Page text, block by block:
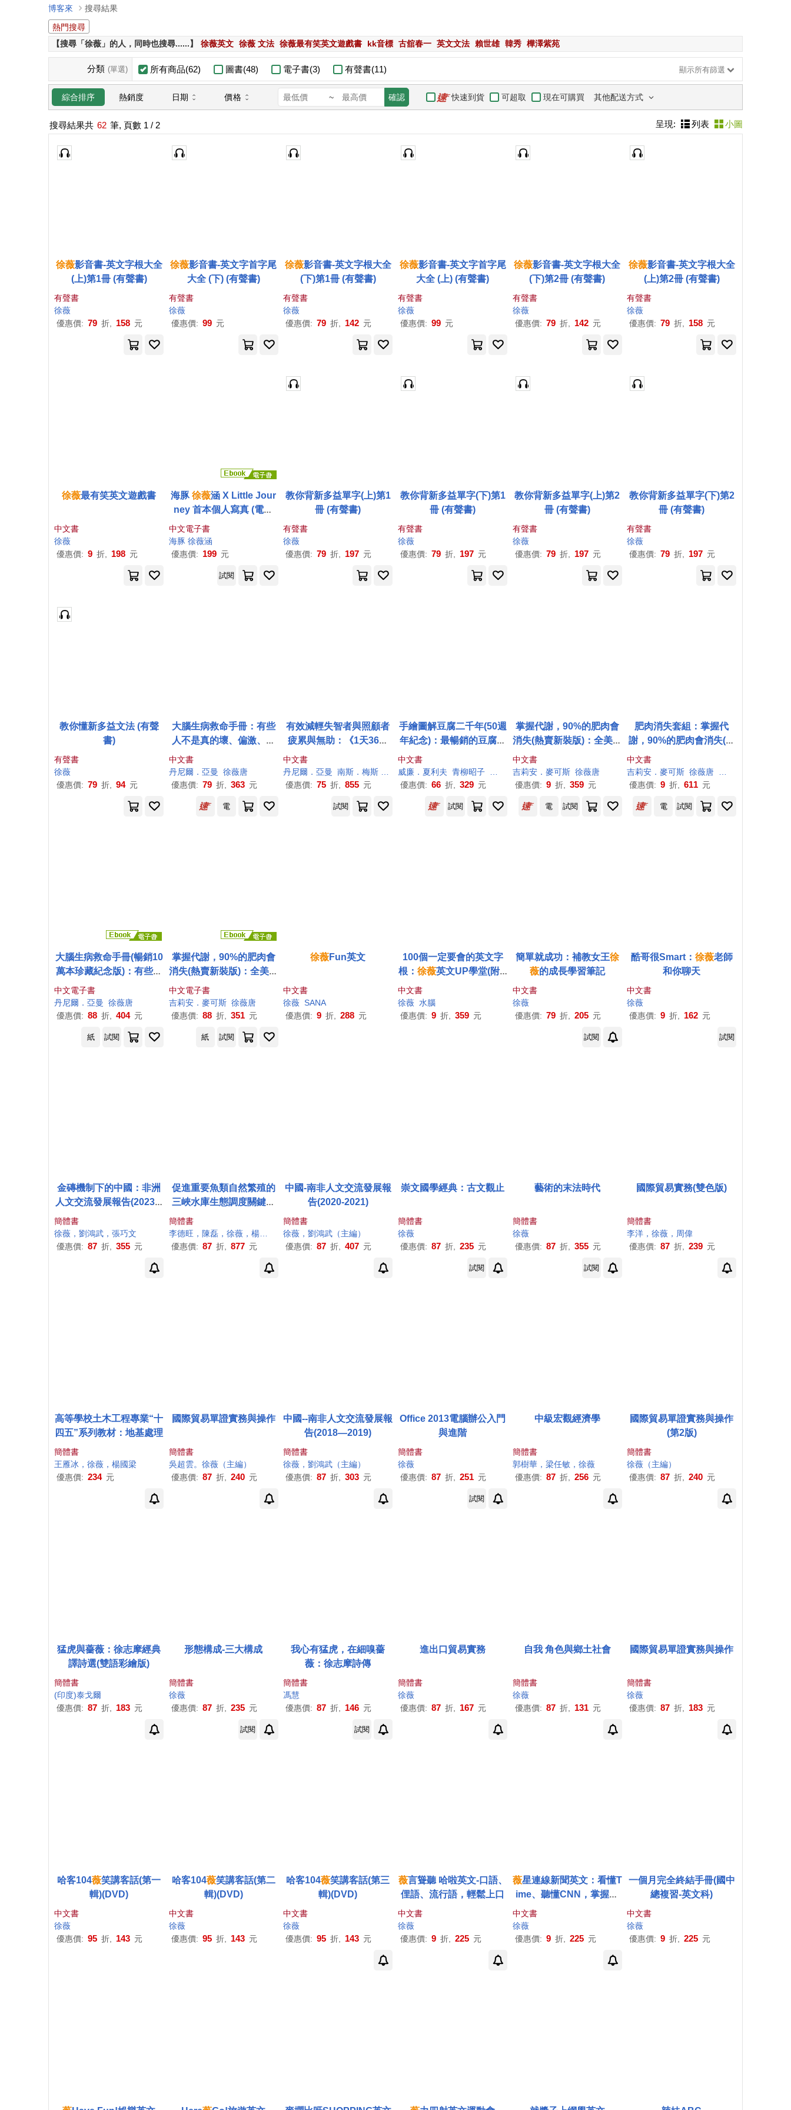
博客來
搜尋結果
熱門搜尋
【搜尋「徐薇」的人，同時也搜尋......】
徐薇英文 徐薇 文法 徐薇最有笑英文遊戲書 kk音標 古舘春一 英文文法 賴世雄 韓秀 樺澤紫苑
分類 (單選) 所有商品(62) 圖書(48) 電子書(3) 有聲書(11) 顯示所有篩選
綜合排序 熱銷度 日期 價格 ~ 確認 快速到貨 可超取 現在可購買 其他配送方式
搜尋結果共 62 筆, 頁數 1 / 2 呈現: 列表 小圖
徐薇影音書-英文字根大全
(上)第1冊 (有聲書)
有聲書
徐薇
優惠價: 79 折, 158 元
徐薇影音書-英文字首字尾
大全 (下) (有聲書)
有聲書
徐薇
優惠價: 99 元
徐薇影音書-英文字根大全
(下)第1冊 (有聲書)
有聲書
徐薇
優惠價: 79 折, 142 元
徐薇影音書-英文字首字尾
大全 (上) (有聲書)
有聲書
徐薇
優惠價: 99 元
徐薇影音書-英文字根大全
(下)第2冊 (有聲書)
有聲書
徐薇
優惠價: 79 折, 142 元
徐薇影音書-英文字根大全
(上)第2冊 (有聲書)
有聲書
徐薇
優惠價: 79 折, 158 元
徐薇最有笑英文遊戲書
中文書
徐薇
優惠價: 9 折, 198 元
海豚徐薇涵 X Little Jour
ney 首本個人寫真 (電子
中文電子書
海豚 徐薇涵
優惠價: 199 元
教你背新多益單字(上)第1
冊 (有聲書)
有聲書
徐薇
優惠價: 79 折, 197 元
教你背新多益單字(下)第1
冊 (有聲書)
有聲書
徐薇
優惠價: 79 折, 197 元
教你背新多益單字(上)第2
冊 (有聲書)
有聲書
徐薇
優惠價: 79 折, 197 元
教你背新多益單字(下)第2
冊 (有聲書)
有聲書
徐薇
優惠價: 79 折, 197 元
試閱
教你懂新多益文法 (有聲
書)
有聲書
徐薇
優惠價: 79 折, 94 元
大腦生病救命手冊：有些
人不是真的壞、偏激、不
用功、人格異常，而是大
腦出問題了!(暢銷10萬本
珍藏紀念版)
中文書
丹尼爾．亞曼
徐薇唐
優惠價: 79 折, 363 元
有效減輕失智者與照顧者
疲累與無助：《1天36小
時!最實用的全方位失智照
護聖經(高齡、退化、長照
適用)》+《大腦生病救命
中文書
丹尼爾．亞曼
南斯．梅斯 彼得．羅賓斯 張家瑞 徐薇唐
優惠價: 75 折, 855 元
手繪圖解豆腐二千年(50週
年紀念)：最暢銷的豆腐聖
經!從豆腐認識日本，窺探
不一樣的風俗、工藝、吃
法和職人魂
中文書
威廉．夏利夫 青柳昭子
唐
優惠價: 66 折, 329 元
掌握代謝，90%的肥肉會
消失(熱賣新裝版)：全美最
強悍的瘦身女王，教你無
需少吃多動也能瘦的3R代
謝飲食法!
中文書
吉莉安．麥可斯 徐薇唐
優惠價: 9 折, 359 元
肥肉消失套組：掌握代
謝，90%的肥肉會消失(熱
賣新裝版) +7天狠甩9公斤!
全美第一健身女王教你打
造最高效率的燃脂環境(暢
中文書
吉莉安．麥可斯 徐薇唐
優惠價: 9 折, 611 元
電 試閱 試閱 電 試閱 電 試閱
大腦生病救命手冊(暢銷10
萬本珍藏紀念版)：有些人
不是真的壞、偏激、不用
功、人格異常，而是大腦
出問題了! (電子書)
中文電子書
丹尼爾．亞曼
徐薇唐
優惠價: 88 折, 404 元
掌握代謝，90%的肥肉會
消失(熱賣新裝版)：全美最
強悍的瘦身女王，教你無
需少吃多動也能瘦的3R代
謝飲食法! (電子書)
中文電子書
吉莉安．麥可斯 徐薇唐
優惠價: 88 折, 351 元
徐薇Fun英文
中文書
徐薇 SANA
優惠價: 9 折, 288 元
100個一定要會的英文字
根： 徐薇英文UP學堂(附M
中文書
徐薇 水腦
優惠價: 9 折, 359 元
簡單就成功：補教女王徐
薇的成長學習筆記
中文書
徐薇
優惠價: 79 折, 205 元
酷哥很Smart： 徐薇老師
和你聊天
中文書
徐薇
優惠價: 9 折, 162 元
紙 試閱 紙 試閱 試閱 試閱
金磚機制下的中國：非洲
人文交流發展報告(2023-2
簡體書
徐薇 ，劉鴻武，張巧文
優惠價: 87 折, 355 元
促進重要魚類自然繁殖的
三峽水庫生態調度關鍵技
簡體書
李德旺，陳磊， 徐薇，楊志，楊霞等
優惠價: 87 折, 877 元
中國-南非人文交流發展報
告(2020-2021)
簡體書
徐薇 ，劉鴻武（主編）
優惠價: 87 折, 407 元
崇文國學經典：古文觀止
簡體書
徐薇
優惠價: 87 折, 235 元
藝術的末法時代
簡體書
徐薇
優惠價: 87 折, 355 元
國際貿易實務(雙色版)
簡體書
李洋，徐薇 ，周偉
優惠價: 87 折, 239 元
試閱 試閱
高等學校土木工程專業“十
四五”系列教材：地基處理
簡體書
王雁冰， 徐薇 ，楊國梁
優惠價: 234 元
國際貿易單證實務與操作
簡體書
吳超雲。 徐薇（主編）
優惠價: 87 折, 240 元
中國--南非人文交流發展報
告(2018—2019)
簡體書
徐薇 ，劉鴻武（主編）
優惠價: 87 折, 303 元
Office 2013電腦辦公入門
與進階
簡體書
徐薇
優惠價: 87 折, 251 元
中級宏觀經濟學
簡體書
郭樹華，梁任敏， 徐薇
優惠價: 87 折, 256 元
國際貿易單證實務與操作
(第2版)
簡體書
徐薇 （主編）
優惠價: 87 折, 240 元
試閱
猛虎與薔薇：徐志摩經典
譯詩選(雙語彩繪版)
簡體書
(印度)泰戈爾
優惠價: 87 折, 183 元
形態構成-三大構成
簡體書
徐薇
優惠價: 87 折, 235 元
我心有猛虎，在細嗅薔
薇：徐志摩詩傳
簡體書
馮慧
優惠價: 87 折, 146 元
進出口貿易實務
簡體書
徐薇
優惠價: 87 折, 167 元
自我 角色與鄉土社會
簡體書
徐薇
優惠價: 87 折, 131 元
國際貿易單證實務與操作
簡體書
徐薇
優惠價: 87 折, 183 元
試閱 試閱
哈客104薇笑講客話(第一
輯)(DVD)
中文書
徐薇
優惠價: 95 折, 143 元
哈客104薇笑講客話(第二
輯)(DVD)
中文書
徐薇
優惠價: 95 折, 143 元
哈客104薇笑講客話(第三
輯)(DVD)
中文書
徐薇
優惠價: 95 折, 143 元
薇言聳聽 哈啦英文-口語、
俚語、流行語，輕鬆上口
中文書
徐薇
優惠價: 9 折, 225 元
薇星連線新聞英文：看懂T
ime、聽懂CNN，掌握最
中文書
徐薇
優惠價: 9 折, 225 元
一個月完全終結手冊(國中
總複習-英文科)
中文書
徐薇
優惠價: 9 折, 225 元